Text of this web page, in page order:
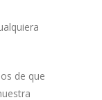
de que